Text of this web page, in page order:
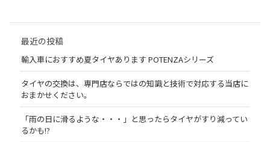
最近の投稿
輸入車におすすめ夏タイヤあります POTENZAシリーズ
タイヤの交換は、専門店ならではの知識と技術で対応する当店に
おまかせください。
「雨の日に滑るような・・・」と思ったらタイヤがすり減ってい
るかも!?